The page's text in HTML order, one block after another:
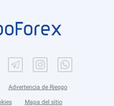
Advertencia de Riesgo
Mapa del sitio